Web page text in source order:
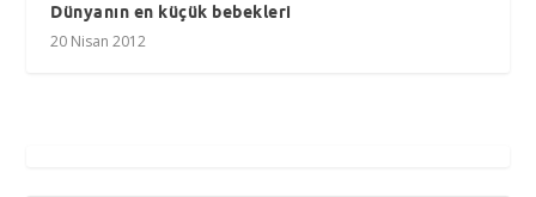
Dünyanın en küçük bebekleri
20 Nisan 2012